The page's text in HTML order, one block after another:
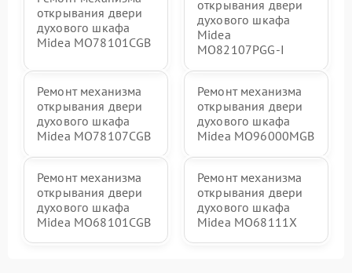
открывания двери
духового шкафа
Midea MO78101CGB
открывания двери
духового шкафа
Midea
MO82107PGG-I
Ремонт механизма
открывания двери
духового шкафа
Midea MO78107CGB
Ремонт механизма
открывания двери
духового шкафа
Midea MO96000MGB
Ремонт механизма
открывания двери
духового шкафа
Midea MO68101CGB
Ремонт механизма
открывания двери
духового шкафа
Midea MO68111X